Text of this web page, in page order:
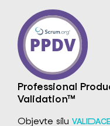
Professional
Validation™
Objevte sílu